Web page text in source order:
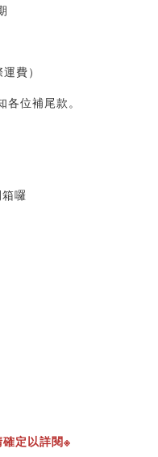
費）
位補尾款。
囉
定以詳閱※